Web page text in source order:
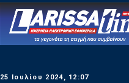
25 Ιουλίου 2024, 12:07